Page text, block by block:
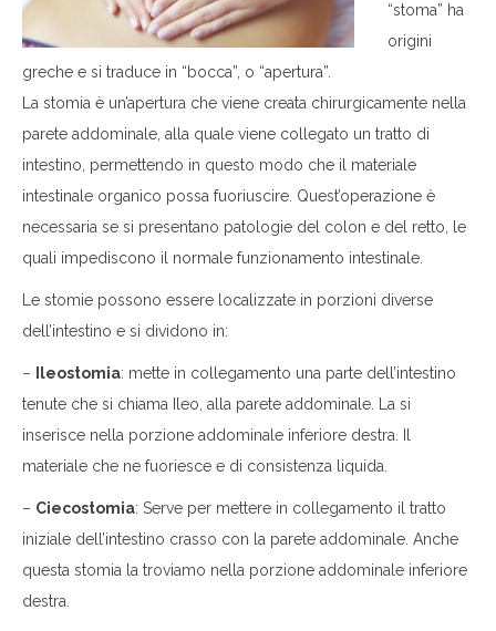
“stoma” ha
origini
greche e si traduce in “bocca”, o “apertura”.
La stomia è un’apertura che viene creata chirurgicamente nella
parete addominale, alla quale viene collegato un tratto di
intestino, permettendo in questo modo che il materiale
intestinale organico possa fuoriuscire. Quest’operazione è
necessaria se si presentano patologie del colon e del retto, le
quali impediscono il normale funzionamento intestinale.
Le stomie possono essere localizzate in porzioni diverse
dell’intestino e si dividono in:
– Ileostomia: mette in collegamento una parte dell’intestino
tenute che si chiama Ileo, alla parete addominale. La si
inserisce nella porzione addominale inferiore destra. Il
materiale che ne fuoriesce e di consistenza liquida.
– Ciecostomia: Serve per mettere in collegamento il tratto
iniziale dell’intestino crasso con la parete addominale. Anche
questa stomia la troviamo nella porzione addominale inferiore
destra.